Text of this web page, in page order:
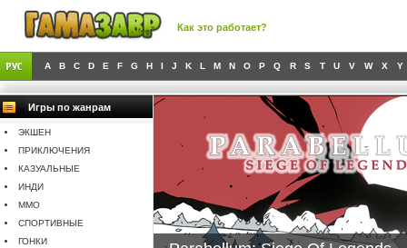
Как это работает?
A B C D E F G H I J K L M N O P Q R S T U V W X Y
Игры по жанрам
ЭКШЕН
ПРИКЛЮЧЕНИЯ
КАЗУАЛЬНЫЕ
ИНДИ
MMO
СПОРТИВНЫЕ
ГОНКИ